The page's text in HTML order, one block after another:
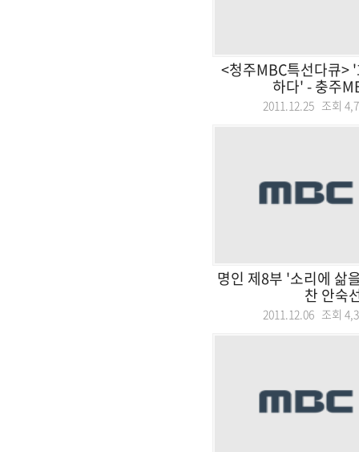
<청주MBC특선다큐>
하다' - 충주
2011.12.25 조회
명인 제8부 '소리에 삶
찬 안숙
2011.12.06 조회